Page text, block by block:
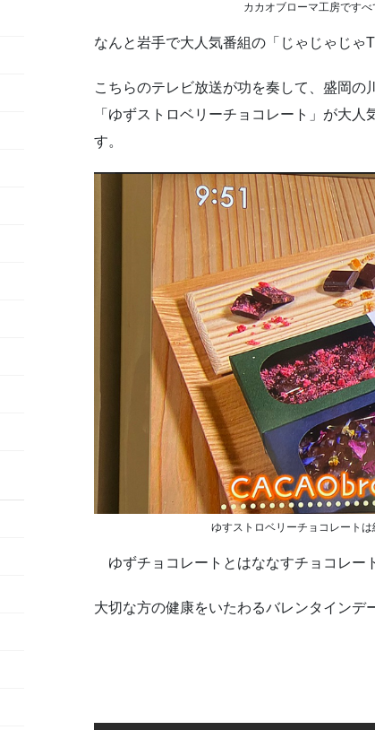
カカオブローマ工房です
なんと岩手で大人気番組の「じゃじゃじ
こちらのテレビ放送が功を奏して、盛岡
「ゆずストロベリーチョコレート」が大
す。
ゆすストロベリーチョコレート
ゆずチョコレートとはななすチョコレー
大切な方の健康をいたわるバレンタイン